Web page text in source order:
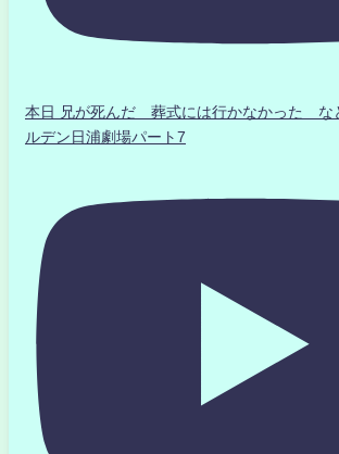
本日 兄が死んだ 葬式には行かなかった
ルデン日浦劇場パート7